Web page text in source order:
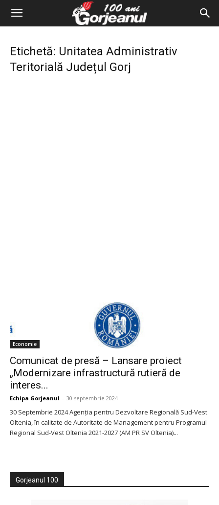
Etichetă: Unitatea Administrativ
Teritorială Județul Gorj
Economie
Comunicat de presă – Lansare proiect
„Modernizare infrastructură rutieră de
interes...
Echipa Gorjeanul - 30 septembrie 2024
30 Septembrie 2024 Agenția pentru Dezvoltare Regională Sud-Vest
Oltenia, în calitate de Autoritate de Management pentru Programul
Regional Sud-Vest Oltenia 2021-2027 (AM PR SV Oltenia)...
Gorjeanul 100